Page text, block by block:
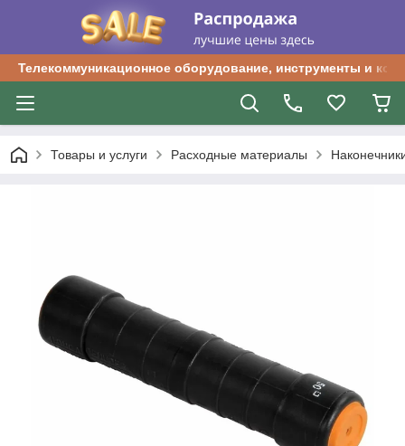
Телекоммуникационное оборудование, инструменты и
Товары и услуги Расходные материалы